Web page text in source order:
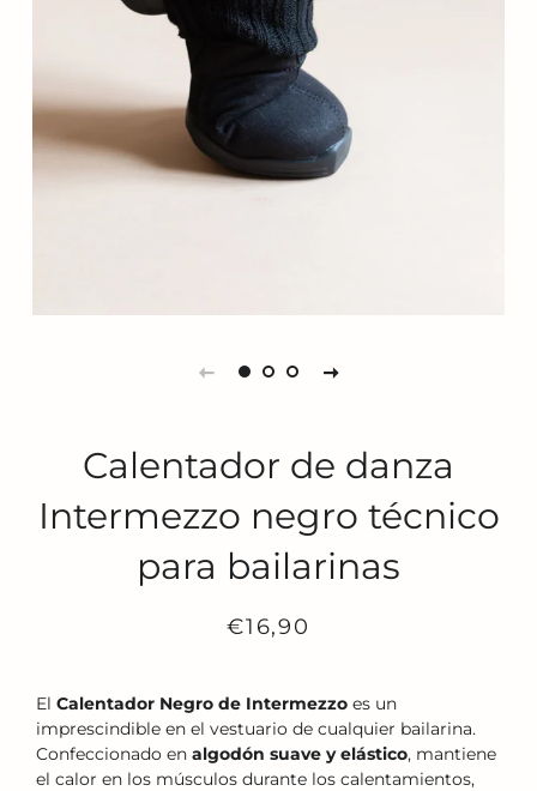
Calentador de danza
Intermezzo negro técnico
para bailarinas
Precio
Precio
€16,90
El Calentador Negro de Intermezzo es un
imprescindible en el vestuario de cualquier bailarina.
Confeccionado en algodón suave y elástico, mantiene
el calor en los músculos durante los calentamientos,